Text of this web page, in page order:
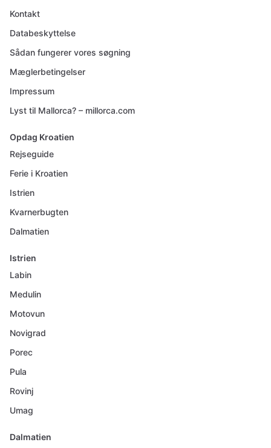
Kontakt
Databeskyttelse
Sådan fungerer vores søgning
Mæglerbetingelser
Impressum
Lyst til Mallorca? – millorca.com
Opdag Kroatien
Rejseguide
Ferie i Kroatien
Istrien
Kvarnerbugten
Dalmatien
Istrien
Labin
Medulin
Motovun
Novigrad
Porec
Pula
Rovinj
Umag
Dalmatien